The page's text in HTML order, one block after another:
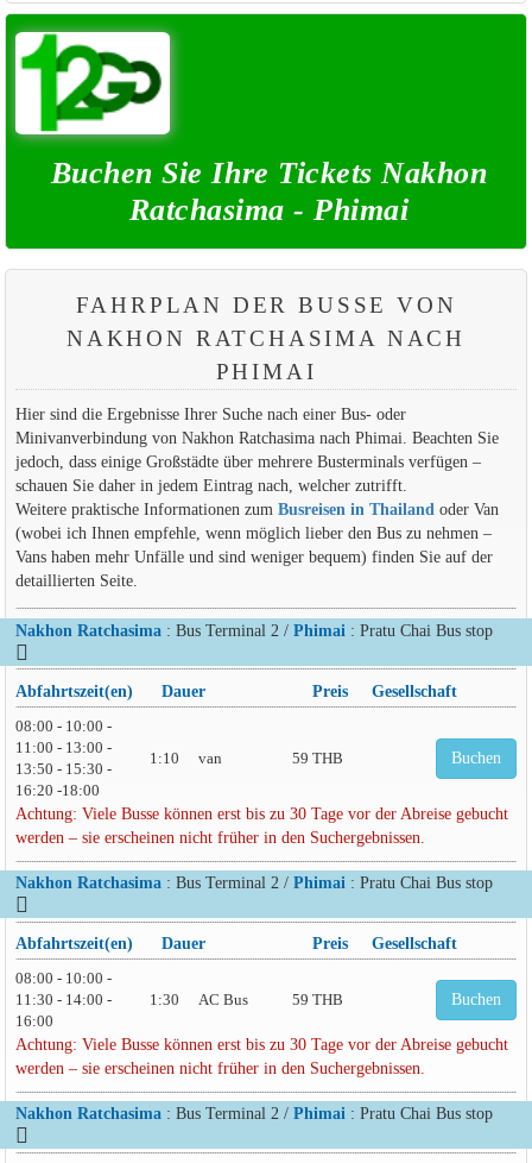
Buchen Sie Ihre Tickets Nakhon
Ratchasima - Phimai
FAHRPLAN DER BUSSE VON
NAKHON RATCHASIMA NACH
PHIMAI
Hier sind die Ergebnisse Ihrer Suche nach einer Bus- oder
Minivanverbindung von Nakhon Ratchasima nach Phimai. Beachten Sie
jedoch, dass einige Großstädte über mehrere Busterminals verfügen –
schauen Sie daher in jedem Eintrag nach, welcher zutrifft.
Weitere praktische Informationen zum Busreisen in Thailandoder Van
(wobei ich Ihnen empfehle, wenn möglich lieber den Bus zu nehmen –
Vans haben mehr Unfälle und sind weniger bequem) finden Sie auf der
detaillierten Seite.
Nakhon Ratchasima: Bus Terminal 2 / Phimai : Pratu Chai Bus stop
Abfahrtszeit(en) Dauer Preis Gesellschaft
08:00 - 10:00 -
11:00 - 13:00 -
13:50 - 15:30 -
16:20 -18:00
1:10 van 59 THB Buchen
Achtung: Viele Busse können erst bis zu 30 Tage vor der Abreise gebucht
werden – sie erscheinen nicht früher in den Suchergebnissen.
Nakhon Ratchasima: Bus Terminal 2 / Phimai : Pratu Chai Bus stop
Abfahrtszeit(en) Dauer Preis Gesellschaft
08:00 - 10:00 -
11:30 - 14:00 -
16:00
1:30 AC Bus 59 THB Buchen
Achtung: Viele Busse können erst bis zu 30 Tage vor der Abreise gebucht
werden – sie erscheinen nicht früher in den Suchergebnissen.
Nakhon Ratchasima: Bus Terminal 2 / Phimai: Pratu Chai Bus stop